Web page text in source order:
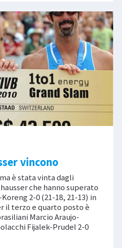
vincono
è stata vinta dagli
che hanno superato
2-0 (21-18, 21-13) in
il terzo e quarto posto è
Marcio Araujo-
Fijalek-Prudel 2-0